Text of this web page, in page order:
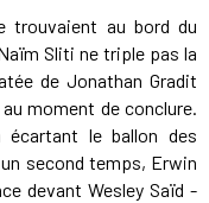
trouvaient au bord du
Sliti ne triple pas la
de Jonathan Gradit
au moment de conclure.
écartant le ballon des
second temps, Erwin
devant Wesley Saïd -